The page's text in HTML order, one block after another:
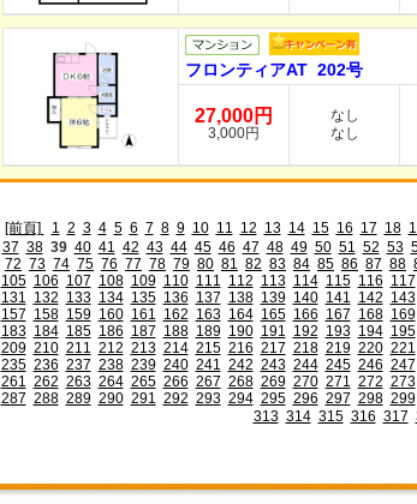
フロンティアAT 202号
27,000円
3,000円
なし
なし
[前頁] 1 2 3 4 5 6 7 8 9 10 11 12 13 14 15 16 17 18
37 38 39 40 41 42 43 44 45 46 47 48 49 50 51 52 53
72 73 74 75 76 77 78 79 80 81 82 83 84 85 86 87 88
105 106 107 108 109 110 111 112 113 114 115 116 117
131 132 133 134 135 136 137 138 139 140 141 142 143
157 158 159 160 161 162 163 164 165 166 167 168 169
183 184 185 186 187 188 189 190 191 192 193 194 195
209 210 211 212 213 214 215 216 217 218 219 220 221
235 236 237 238 239 240 241 242 243 244 245 246 247
261 262 263 264 265 266 267 268 269 270 271 272 273
287 288 289 290 291 292 293 294 295 296 297 298 299
313 314 315 316 317